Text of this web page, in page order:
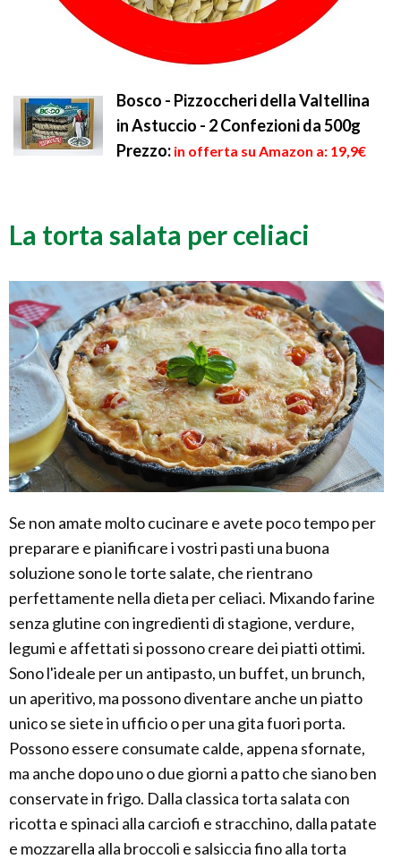
Bosco - Pizzoccheri della Valtellina
in Astuccio - 2 Confezioni da 500g
Prezzo: in offerta su Amazon a: 19,9€
La torta salata per celiaci
Se non amate molto cucinare e avete poco tempo per
preparare e pianificare i vostri pasti una buona
soluzione sono le torte salate, che rientrano
perfettamente nella dieta per celiaci. Mixando farine
senza glutine con ingredienti di stagione, verdure,
legumi e affettati si possono creare dei piatti ottimi.
Sono l'ideale per un antipasto, un buffet, un brunch,
un aperitivo, ma possono diventare anche un piatto
unico se siete in ufficio o per una gita fuori porta.
Possono essere consumate calde, appena sfornate,
ma anche dopo uno o due giorni a patto che siano ben
conservate in frigo. Dalla classica torta salata con
ricotta e spinaci alla carciofi e stracchino, dalla patate
e mozzarella alla broccoli e salsiccia fino alla torta